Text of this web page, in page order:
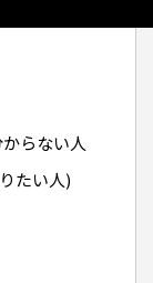
らない人
たい人)